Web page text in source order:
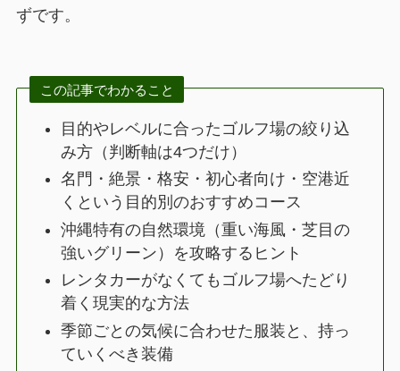
ずです。
この記事でわかること
目的やレベルに合ったゴルフ場の絞り込
み方（判断軸は4つだけ）
名門・絶景・格安・初心者向け・空港近
くという目的別のおすすめコース
沖縄特有の自然環境（重い海風・芝目の
強いグリーン）を攻略するヒント
レンタカーがなくてもゴルフ場へたどり
着く現実的な方法
季節ごとの気候に合わせた服装と、持っ
ていくべき装備